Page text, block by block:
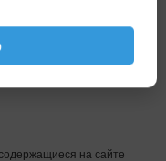
на сайте